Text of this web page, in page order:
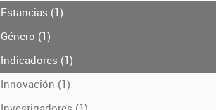
Estancias (1)
Género (1)
Indicadores (1)
Innovación (1)